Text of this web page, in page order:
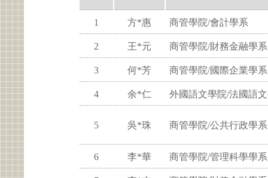
1 方*惠 商管學院/會計學系
2 王*元 商管學院/財務金融學系
3 何*芳 商管學院/國際企業學系
4 余*仁 外國語文學院/法國語
5 吳*珠 商管學院/公共行政學系
6 李*華 商管學院/管理科學學系